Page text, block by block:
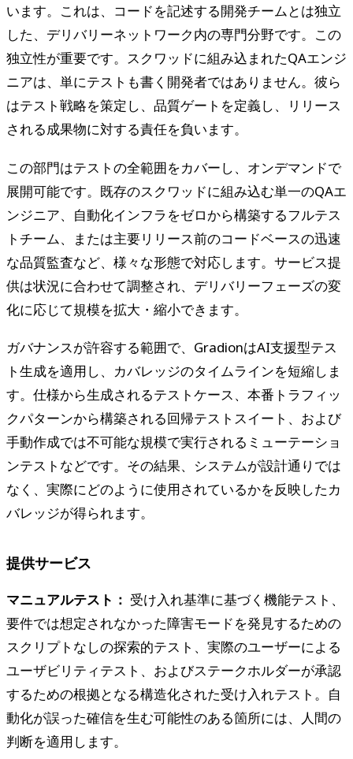
います。これは、コードを記述する開発チームとは独立
した、デリバリーネットワーク内の専門分野です。この
独立性が重要です。スクワッドに組み込まれたQAエンジ
ニアは、単にテストも書く開発者ではありません。彼ら
はテスト戦略を策定し、品質ゲートを定義し、リリース
される成果物に対する責任を負います。
この部門はテストの全範囲をカバーし、オンデマンドで
展開可能です。既存のスクワッドに組み込む単一のQAエ
ンジニア、自動化インフラをゼロから構築するフルテス
トチーム、または主要リリース前のコードベースの迅速
な品質監査など、様々な形態で対応します。サービス提
供は状況に合わせて調整され、デリバリーフェーズの変
化に応じて規模を拡大・縮小できます。
ガバナンスが許容する範囲で、GradionはAI支援型テス
ト生成を適用し、カバレッジのタイムラインを短縮しま
す。仕様から生成されるテストケース、本番トラフィッ
クパターンから構築される回帰テストスイート、および
手動作成では不可能な規模で実行されるミューテーショ
ンテストなどです。その結果、システムが設計通りでは
なく、実際にどのように使用されているかを反映したカ
バレッジが得られます。
提供サービス
マニュアルテスト： 受け入れ基準に基づく機能テスト、
要件では想定されなかった障害モードを発見するための
スクリプトなしの探索的テスト、実際のユーザーによる
ユーザビリティテスト、およびステークホルダーが承認
するための根拠となる構造化された受け入れテスト。自
動化が誤った確信を生む可能性のある箇所には、人間の
判断を適用します。